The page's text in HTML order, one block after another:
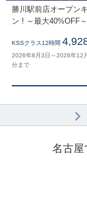
勝川駅前店オープン
ン ! ～最大40%OFF～
KSSクラス12時間
2026年8月3日～2026年12
分まで
名古屋